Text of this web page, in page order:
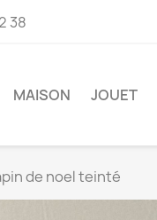
38
MAISON JOUET
de noel teinté